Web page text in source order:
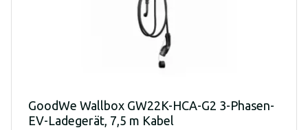
GoodWe Wallbox GW22K-HCA-G2 3-Phasen-
EV-Ladegerät, 7,5 m Kabel